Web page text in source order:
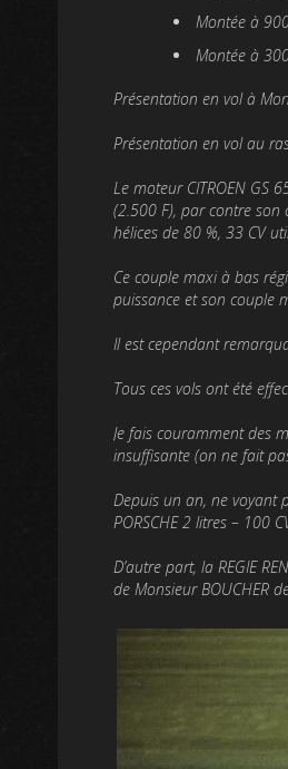
Montée à
Montée à
Présentation en vol à
Présentation en vol au
Le moteur CITROEN GS
(2.500 F), par contre son
hélices de 80 %, 33 CV
Ce couple maxi à bas
puissance et son couple
Il est cependant
Tous ces vols ont été
Je fais couramment des
insuffisante (on ne fait
Depuis un an, ne voyant
PORSCHE 2 litres – 100
D’autre part, la REGIE
de Monsieur BOUCHER